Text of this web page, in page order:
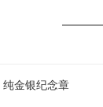
纯金银纪念章